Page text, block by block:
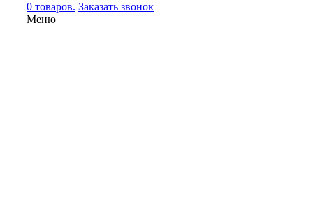
0 товаров. Заказать звонок
Меню